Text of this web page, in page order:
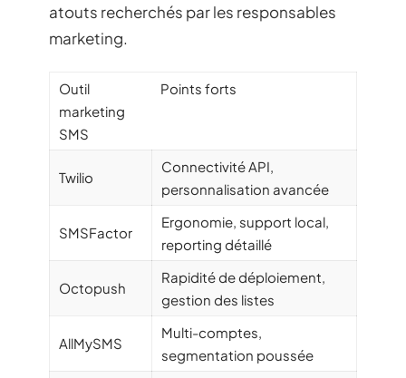
atouts recherchés par les responsables
marketing.
Outil
marketing
SMS
Points forts
Twilio
Connectivité API,
personnalisation avancée
SMSFactor
Ergonomie, support local,
reporting détaillé
Octopush
Rapidité de déploiement,
gestion des listes
AllMySMS
Multi-comptes,
segmentation poussée